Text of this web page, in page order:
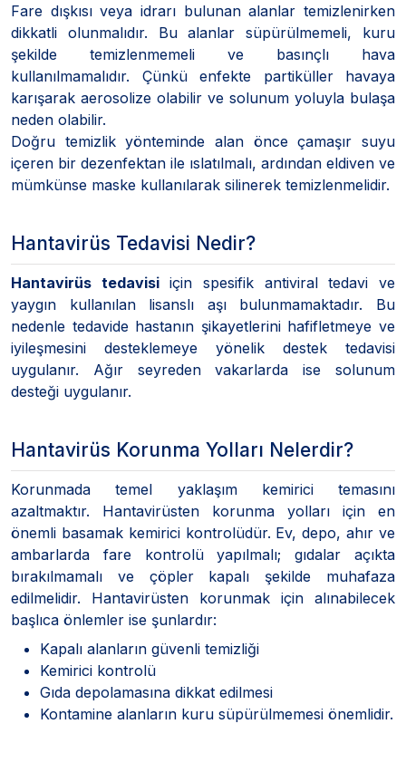
Fare dışkısı veya idrarı bulunan alanlar temizlenirken
dikkatli olunmalıdır. Bu alanlar süpürülmemeli, kuru
şekilde temizlenmemeli ve basınçlı hava
kullanılmamalıdır. Çünkü enfekte partiküller havaya
karışarak aerosolize olabilir ve solunum yoluyla bulaşa
neden olabilir.
Doğru temizlik yönteminde alan önce çamaşır suyu
içeren bir dezenfektan ile ıslatılmalı, ardından eldiven ve
mümkünse maske kullanılarak silinerek temizlenmelidir.
Hantavirüs Tedavisi Nedir?
Hantavirüs tedavisiiçin spesifik antiviral tedavi ve
yaygın kullanılan lisanslı aşı bulunmamaktadır. Bu
nedenle tedavide hastanın şikayetlerini hafifletmeye ve
iyileşmesini desteklemeye yönelik destek tedavisi
uygulanır. Ağır seyreden vakarlarda ise solunum
desteği uygulanır.
Hantavirüs Korunma Yolları Nelerdir?
Korunmada temel yaklaşım kemirici temasını
azaltmaktır. Hantavirüsten korunma yolları için en
önemli basamak kemirici kontrolüdür. Ev, depo, ahır ve
ambarlarda fare kontrolü yapılmalı; gıdalar açıkta
bırakılmamalı ve çöpler kapalı şekilde muhafaza
edilmelidir. Hantavirüsten korunmak için alınabilecek
başlıca önlemler ise şunlardır:
Kapalı alanların güvenli temizliği
Kemirici kontrolü
Gıda depolamasına dikkat edilmesi
Kontamine alanların kuru süpürülmemesi önemlidir.